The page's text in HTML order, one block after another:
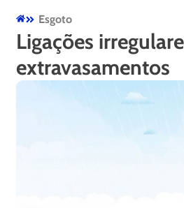
Esgoto
Ligações
extravasamentos